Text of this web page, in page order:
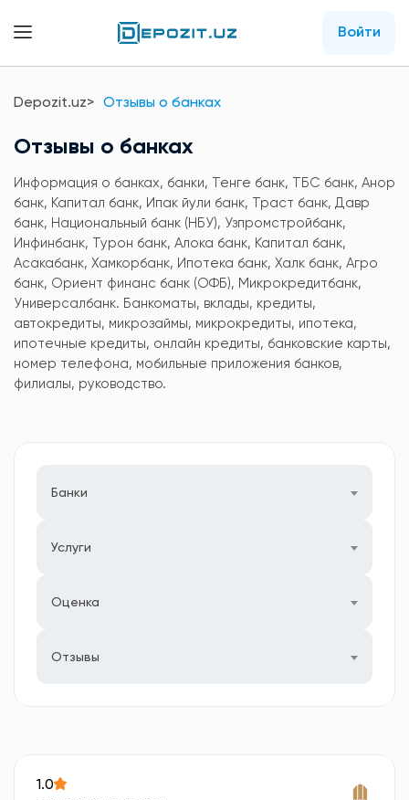
Войти
Depozit.uz Отзывы о банках
Отзывы о банках
Информация о банках, банки, Тенге банк, ТБС банк, Анор
банк, Капитал банк, Ипак йули банк, Траст банк, Давр
банк, Национальный банк (НБУ), Узпромстройбанк,
Инфинбанк, Турон банк, Алока банк, Капитал банк,
Асакабанк, Хамкорбанк, Ипотека банк, Халк банк, Агро
банк, Ориент финанс банк (ОФБ), Микрокредитбанк,
Универсалбанк. Банкоматы, вклады, кредиты,
автокредиты, микрозаймы, микрокредиты, ипотека,
ипотечные кредиты, онлайн кредиты, банковские карты,
номер телефона, мобильные приложения банков,
филиалы, руководство.
Банки
Услуги
Оценка
Отзывы
1.0